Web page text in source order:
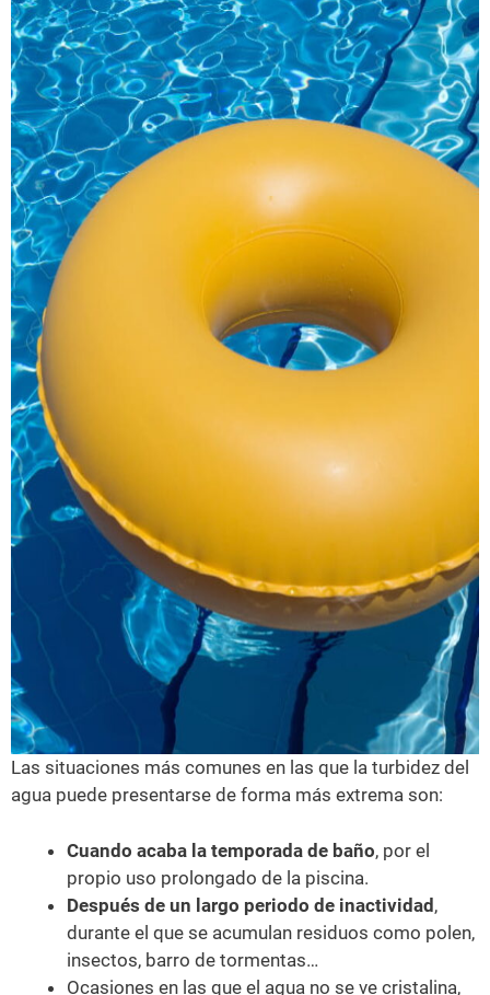
Las situaciones más comunes en las que la turbidez del
agua puede presentarse de forma más extrema son:
Cuando acaba la temporada de baño, por el
propio uso prolongado de la piscina.
Después de un largo periodo de inactividad,
durante el que se acumulan residuos como polen,
insectos, barro de tormentas…
Ocasiones en las que el agua no se ve cristalina,